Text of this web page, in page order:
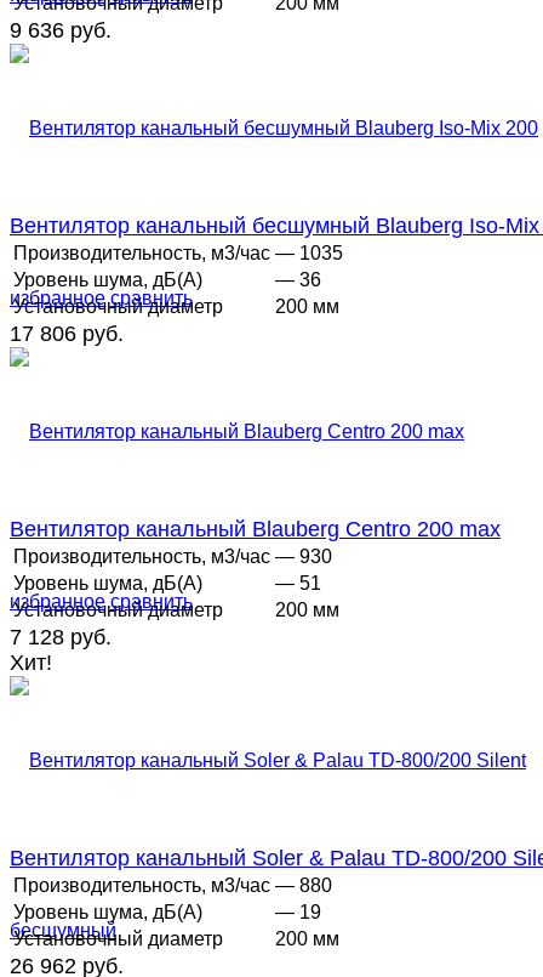
9 636 руб.
избранное сравнить
Вентилятор канальный бесшумный Blauberg Iso-
Производительность, м3/час — 1035
Уровень шума, дБ(А)
— 36
Установочный диаметр
200 мм
17 806 руб.
избранное сравнить
Вентилятор канальный Blauberg Centro 200 max
Производительность, м3/час — 930
Уровень шума, дБ(А)
— 51
Установочный диаметр
200 мм
7 128 руб.
Хит!
Вентилятор канальный Soler & Palau TD-800/200
Производительность, м3/час — 880
Уровень шума, дБ(А)
— 19
Установочный диаметр
200 мм
26 962 руб.